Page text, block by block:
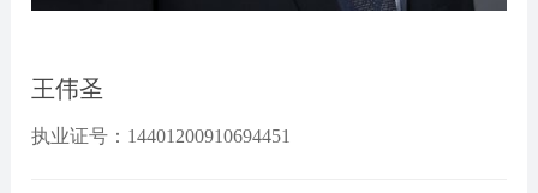
王伟圣
执业证号：14401200910694451